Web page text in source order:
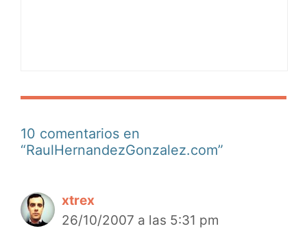
10 comentarios en
“RaulHernandezGonzalez.com”
xtrex
26/10/2007 a las 5:31 pm